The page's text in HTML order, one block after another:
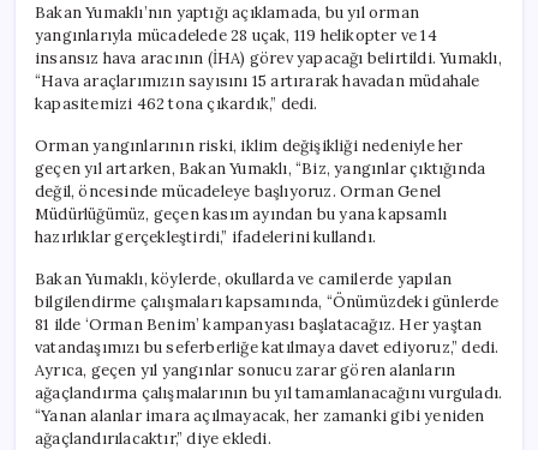
Bakan Yumaklı’nın yaptığı açıklamada, bu yıl orman
yangınlarıyla mücadelede 28 uçak, 119 helikopter ve 14
insansız hava aracının (İHA) görev yapacağı belirtildi. Yumaklı,
“Hava araçlarımızın sayısını 15 artırarak havadan müdahale
kapasitemizi 462 tona çıkardık,” dedi.
Orman yangınlarının riski, iklim değişikliği nedeniyle her
geçen yıl artarken, Bakan Yumaklı, “Biz, yangınlar çıktığında
değil, öncesinde mücadeleye başlıyoruz. Orman Genel
Müdürlüğümüz, geçen kasım ayından bu yana kapsamlı
hazırlıklar gerçekleştirdi,” ifadelerini kullandı.
Bakan Yumaklı, köylerde, okullarda ve camilerde yapılan
bilgilendirme çalışmaları kapsamında, “Önümüzdeki günlerde
81 ilde ‘Orman Benim’ kampanyası başlatacağız. Her yaştan
vatandaşımızı bu seferberliğe katılmaya davet ediyoruz,” dedi.
Ayrıca, geçen yıl yangınlar sonucu zarar gören alanların
ağaçlandırma çalışmalarının bu yıl tamamlanacağını vurguladı.
“Yanan alanlar imara açılmayacak, her zamanki gibi yeniden
ağaçlandırılacaktır,” diye ekledi.